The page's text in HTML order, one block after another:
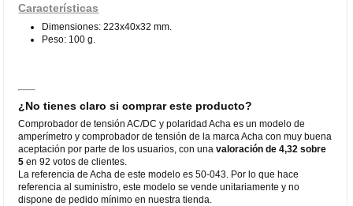
Características
Dimensiones: 223x40x32 mm.
Peso: 100 g.
¿No tienes claro si comprar este producto?
Comprobador de tensión AC/DC y polaridad Acha es un modelo de
amperímetro y comprobador de tensión de la marca Acha con muy buena
aceptación por parte de los usuarios, con unavaloración de 4,32 sobre
5 en 92 votos de clientes.
La referencia de Acha de este modelo es 50-043. Por lo que hace
referencia al suministro, este modelo se vende unitariamente y no
dispone de pedido mínimo en nuestra tienda.